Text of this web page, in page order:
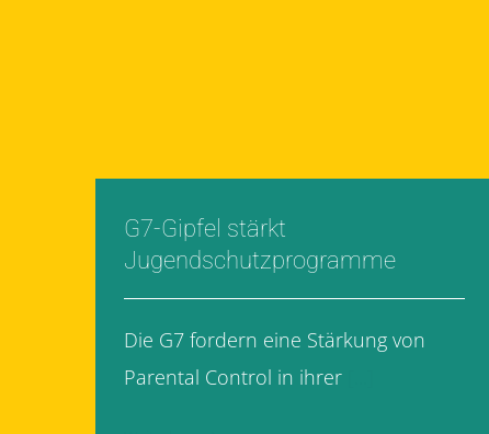
G7-Gipfel stärkt
Jugendschutzprogramme
Die G7 fordern eine Stärkung von
Parental Control in ihrer